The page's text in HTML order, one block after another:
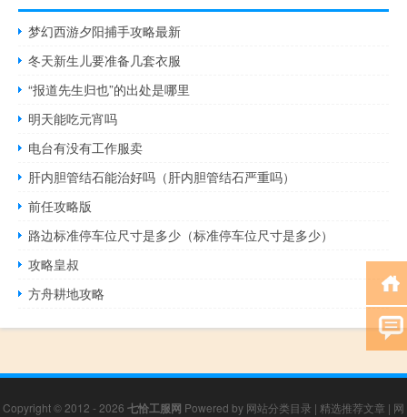
梦幻西游夕阳捕手攻略最新
冬天新生儿要准备几套衣服
“报道先生归也”的出处是哪里
明天能吃元宵吗
电台有没有工作服卖
肝内胆管结石能治好吗（肝内胆管结石严重吗）
前任攻略版
路边标准停车位尺寸是多少（标准停车位尺寸是多少）
攻略皇叔
方舟耕地攻略
Copyright © 2012 - 2026 七恰工服网 Powered by 网站分类目录 | 精选推荐文章 | 网